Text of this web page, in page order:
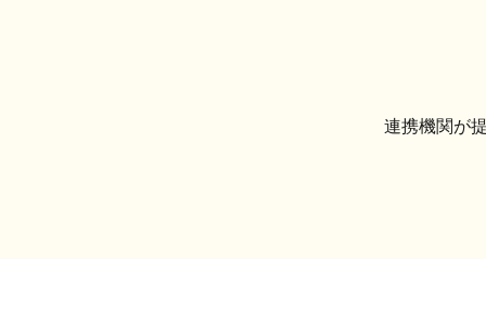
連携機関が